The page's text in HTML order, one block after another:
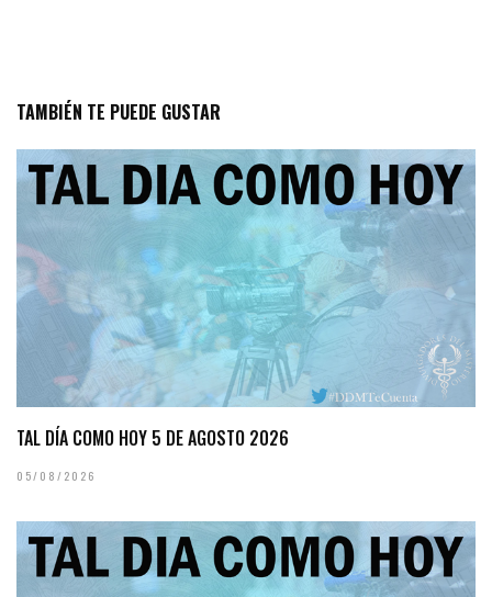
TAMBIÉN TE PUEDE GUSTAR
TAL DÍA COMO HOY 5 DE AGOSTO 2026
05/08/2026